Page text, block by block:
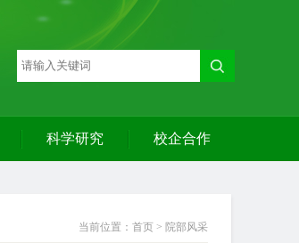
科学研究 校企合作
当前位置：首页 > 院部风采